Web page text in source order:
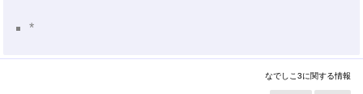
*
なでしこ3に関する情報